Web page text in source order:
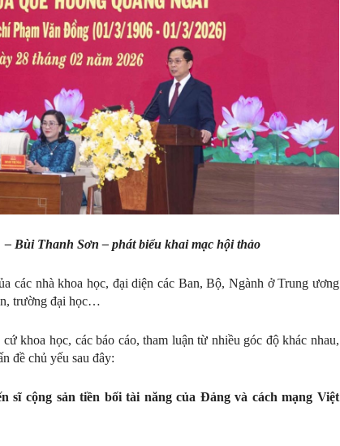
Bùi Thanh Sơn – phát biểu khai mạc hội thảo
các nhà khoa học, đại diện các Ban, Bộ, Ngành ở Trung ương
trường đại học…
khoa học, các báo cáo, tham luận từ nhiều góc độ khác nhau,
đề chủ yếu sau đây:
sĩ cộng sản tiền bối tài năng của Đảng và cách mạng Việt